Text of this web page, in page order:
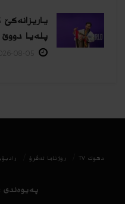
پلەیا
دھوك TV روژناما ئەڤرۆ
پەیوەندی :